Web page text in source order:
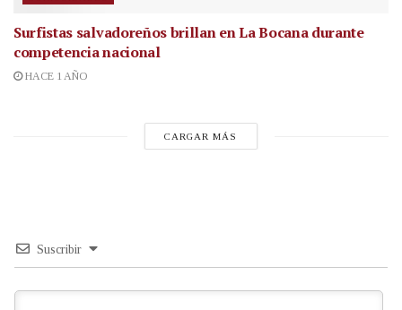
Surfistas salvadoreños brillan en La Bocana durante
competencia nacional
HACE 1 AÑO
CARGAR MÁS
Suscribir